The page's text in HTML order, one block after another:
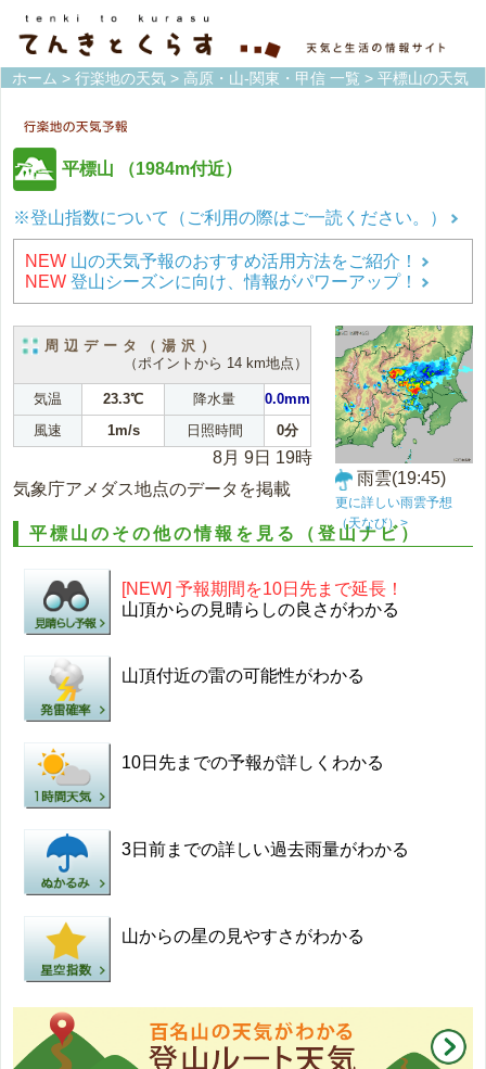
ホーム > 行楽地の天気 > 高原・山-関東・甲信 一覧 > 平標山の天気
平標山 （1984m付近）
※登山指数について（ご利用の際はご一読ください。）
NEW 山の天気予報のおすすめ活用方法をご紹介！
NEW 登山シーズンに向け、情報がパワーアップ！
周辺データ（湯沢）
（ポイントから 14 km地点）
気温 23.3℃ 降水量
0.0mm
風速
1m/s 日照時間 0分
8月 9日 19時
気象庁アメダス地点のデータを掲載
雨雲(19:45)
更に詳しい雨雲予想
（天なび）>
平標山のその他の情報を見る（登山ナビ）
[NEW] 予報期間を10日先まで延長！
山頂からの見晴らしの良さがわかる
山頂付近の雷の可能性がわかる
10日先までの予報が詳しくわかる
3日前までの詳しい過去雨量がわかる
山からの星の見やすさがわかる